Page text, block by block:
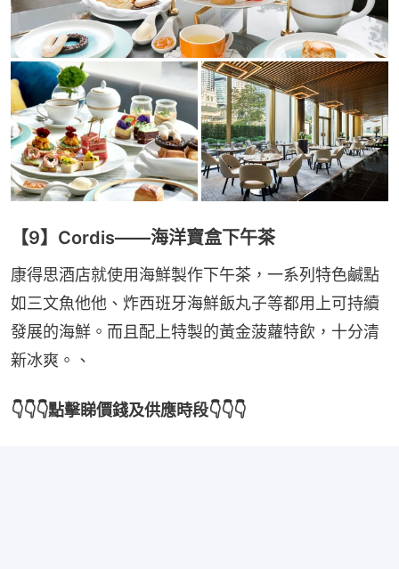
【9】Cordis——海洋寶盒下午茶
康得思酒店就使用海鮮製作下午茶，一系列特色鹹點
如三文魚他他、炸西班牙海鮮飯丸子等都用上可持續
發展的海鮮。而且配上特製的黃金菠蘿特飲，十分清
新冰爽。、
👇👇👇點擊睇價錢及供應時段👇👇👇